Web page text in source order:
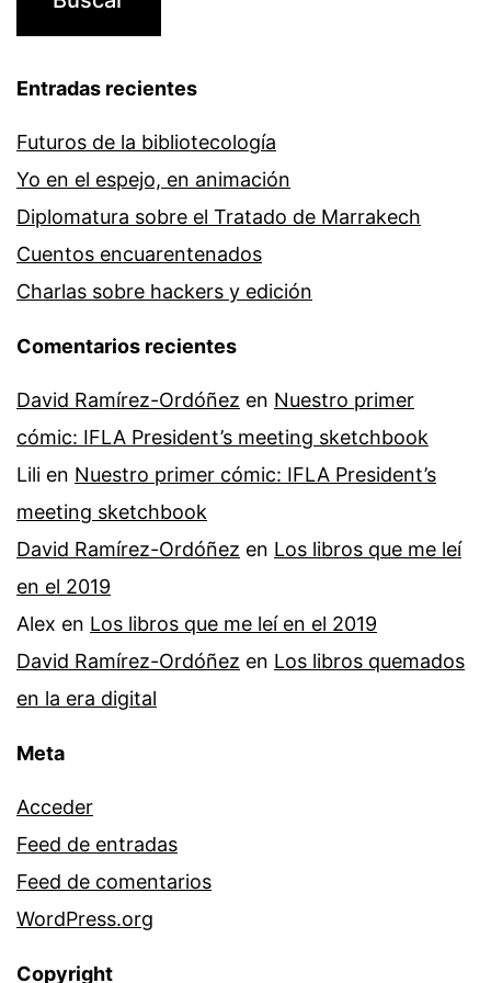
Entradas recientes
Futuros de la bibliotecología
Yo en el espejo, en animación
Diplomatura sobre el Tratado de Marrakech
Cuentos encuarentenados
Charlas sobre hackers y edición
Comentarios recientes
David Ramírez-Ordóñez en Nuestro primer
cómic: IFLA President’s meeting sketchbook
Lili en Nuestro primer cómic: IFLA President’s
meeting sketchbook
David Ramírez-Ordóñez en Los libros que me leí
en el 2019
Alex en Los libros que me leí en el 2019
David Ramírez-Ordóñez en Los libros quemados
en la era digital
Meta
Acceder
Feed de entradas
Feed de comentarios
WordPress.org
Copyright